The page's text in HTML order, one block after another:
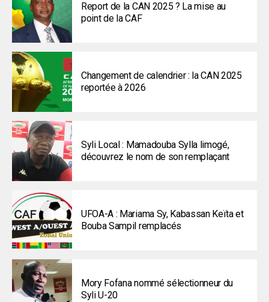
Report de la CAN 2025 ? La mise au
point de la CAF
Changement de calendrier : la CAN 2025
reportée à 2026
Syli Local : Mamadouba Sylla limogé,
découvrez le nom de son remplaçant
UFOA-A : Mariama Sy, Kabassan Keïta et
Bouba Sampil remplacés
Mory Fofana nommé sélectionneur du
Syli U-20